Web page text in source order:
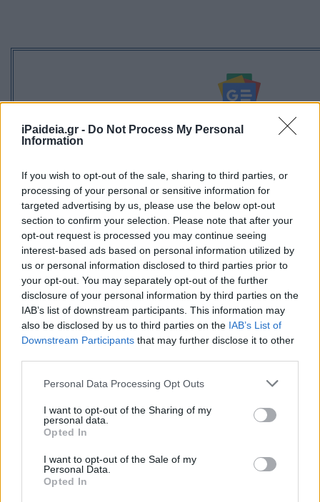
iPaideia.gr - Do Not Process My Personal
Information
If you wish to opt-out of the sale, sharing to third parties, or
processing of your personal or sensitive information for
targeted advertising by us, please use the below opt-out
section to confirm your selection. Please note that after your
opt-out request is processed you may continue seeing
interest-based ads based on personal information utilized by
us or personal information disclosed to third parties prior to
your opt-out. You may separately opt-out of the further
disclosure of your personal information by third parties on the
IAB’s list of downstream participants. This information may
also be disclosed by us to third parties on the IAB’s List of
Downstream Participants that may further disclose it to other
Please note that this website/app uses one or more Google
not limited to your visit or usage behaviour. You may click to
grant or deny consent to Google and its third-party tags to
use your data for below specified purposes in below Google
consent section.
Personal Data Processing Opt Outs
I want to opt-out of the Sharing of my
personal data.
Opted In
I want to opt-out of the Sale of my
Personal Data.
Opted In
Ακολουθείστε το iPaideia.gr στο
Στην Κατηγορία: ΕΙΔΗΣΕΙΣ
ΦΟΡΟΛΟΓΙΚΗ ΔΗΛΩΣΗ